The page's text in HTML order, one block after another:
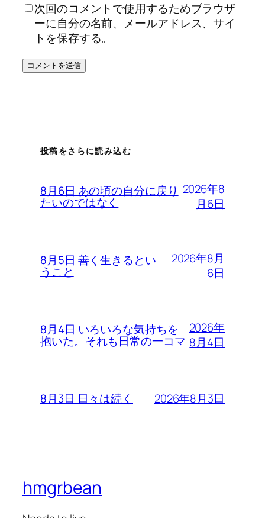
次回のコメントで使用するためブラウザ
ーに自分の名前、メールアドレス、サイ
トを保存する。
投稿をさらに読み込む
8月6日 あの頃の自分に戻り
たいのではなく
2026年8
月6日
8月5日 善く生きるとい
うこと
2026年8月
6日
8月4日 いろいろな気持ちを
抱いた。それも日常の一コマ
2026年
8月4日
8月3日 日々は続く 2026年8月3日
hmgrbean